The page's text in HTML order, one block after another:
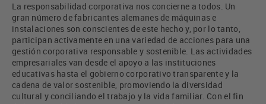
La responsabilidad corporativa nos concierne a todos. Un
gran número de fabricantes alemanes de máquinas e
instalaciones son conscientes de este hecho y, por lo tanto,
participan activamente en una variedad de acciones para una
gestión corporativa responsable y sostenible. Las actividades
empresariales van desde el apoyo a las instituciones
educativas hasta el gobierno corporativo transparente y la
cadena de valor sostenible, promoviendo la diversidad
cultural y conciliando el trabajo y la vida familiar. Con el fin